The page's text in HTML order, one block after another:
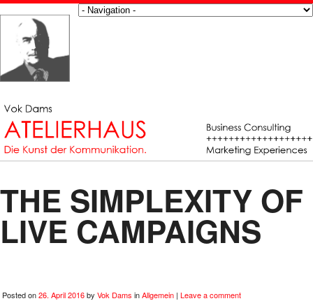
THE SIMPLEXITY OF
LIVE CAMPAIGNS
Posted on26. April 2016by Vok Dams inAllgemein | Leave a comment